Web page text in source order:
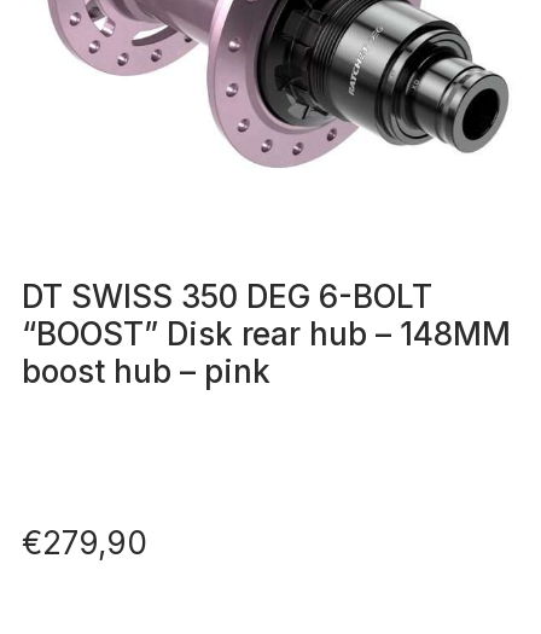
DT SWISS 350 DEG 6-BOLT
“BOOST” Disk rear hub – 148MM
boost hub – pink
€279,90